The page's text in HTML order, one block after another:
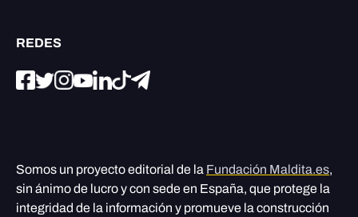
REDES
Somos un proyecto editorial de la Fundación Maldita.es,
sin ánimo de lucro y con sede en España, que protege la
integridad de la información y promueve la construcción